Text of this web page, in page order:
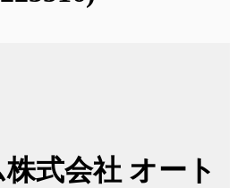
式会社 オート